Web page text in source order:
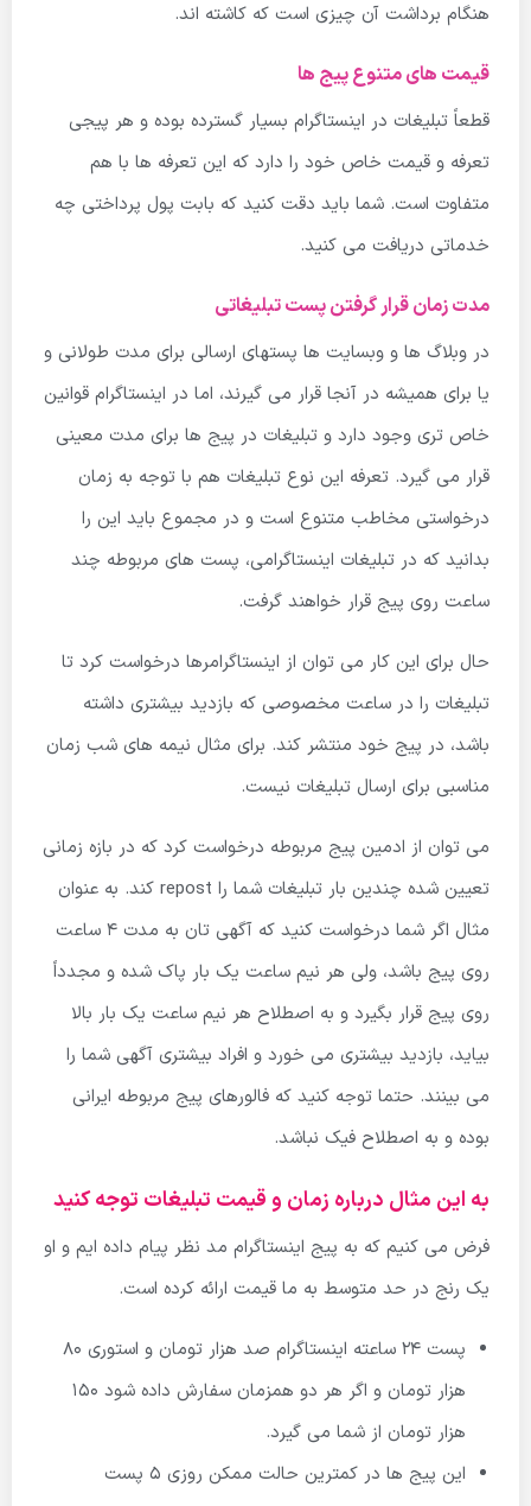
هنگام برداشت آن چیزی است که کاشته اند.
قیمت های متنوع پیج ها
قطعاً تبلیغات در اینستاگرام بسیار گسترده بوده و هر پیجی
تعرفه و قیمت خاص خود را دارد که این تعرفه ها با هم
متفاوت است. شما باید دقت کنید که بابت پول پرداختی چه
خدماتی دریافت می کنید.
مدت زمان قرار گرفتن پست تبلیغاتی
در وبلاگ ها و وبسایت ها پستهای ارسالی برای مدت طولانی و
یا برای همیشه در آنجا قرار می گیرند، اما در اینستاگرام قوانین
خاص تری وجود دارد و تبلیغات در پیج ها برای مدت معینی
قرار می گیرد. تعرفه این نوع تبلیغات هم با توجه به زمان
درخواستی مخاطب متنوع است و در مجموع باید این را
بدانید که در تبلیغات اینستاگرامی، پست های مربوطه چند
ساعت روی پیج قرار خواهند گرفت.
حال برای این کار می توان از اینستاگرامرها درخواست کرد تا
تبلیغات را در ساعت مخصوصی که بازدید بیشتری داشته
باشد، در پیج خود منتشر کند. برای مثال نیمه های شب زمان
مناسبی برای ارسال تبلیغات نیست.
می توان از ادمین پیج مربوطه درخواست کرد که در بازه زمانی
تعیین شده چندین بار تبلیغات شما را repost کند. به عنوان
مثال اگر شما درخواست کنید که آگهی تان به مدت 4 ساعت
روی پیج باشد، ولی هر نیم ساعت یک بار پاک شده و مجدداً
روی پیج قرار بگیرد و به اصطلاح هر نیم ساعت یک بار بالا
بیاید، بازدید بیشتری می خورد و افراد بیشتری آگهی شما را
می بینند. حتما توجه کنید که فالورهای پیج مربوطه ایرانی
بوده و به اصطلاح فیک نباشد.
به این مثال درباره زمان و قیمت تبلیغات توجه کنید
فرض می کنیم که به پیج اینستاگرام مد نظر پیام داده ایم و او
یک رنج در حد متوسط به ما قیمت ارائه کرده است.
پست 24 ساعته اینستاگرام صد هزار تومان و استوری 80
هزار تومان و اگر هر دو همزمان سفارش داده شود 150
هزار تومان از شما می گیرد.
این پیج ها در کمترین حالت ممکن روزی 5 پست